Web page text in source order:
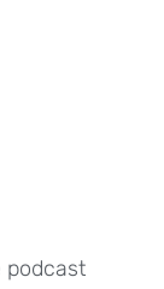
podcast